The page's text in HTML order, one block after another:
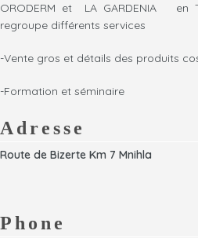
ORODERM et LA GARDENIA en
regroupe différents services
-Vente gros et détails des produits
-Formation et séminaire
Adresse
Route de Bizerte Km 7 Mnihla
Phone